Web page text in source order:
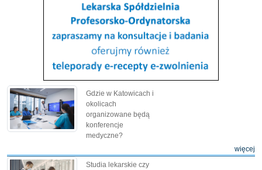
Gdzie w Katowicach i
okolicach
organizowane będą
konferencje
medyczne?
więcej
Studia lekarskie czy